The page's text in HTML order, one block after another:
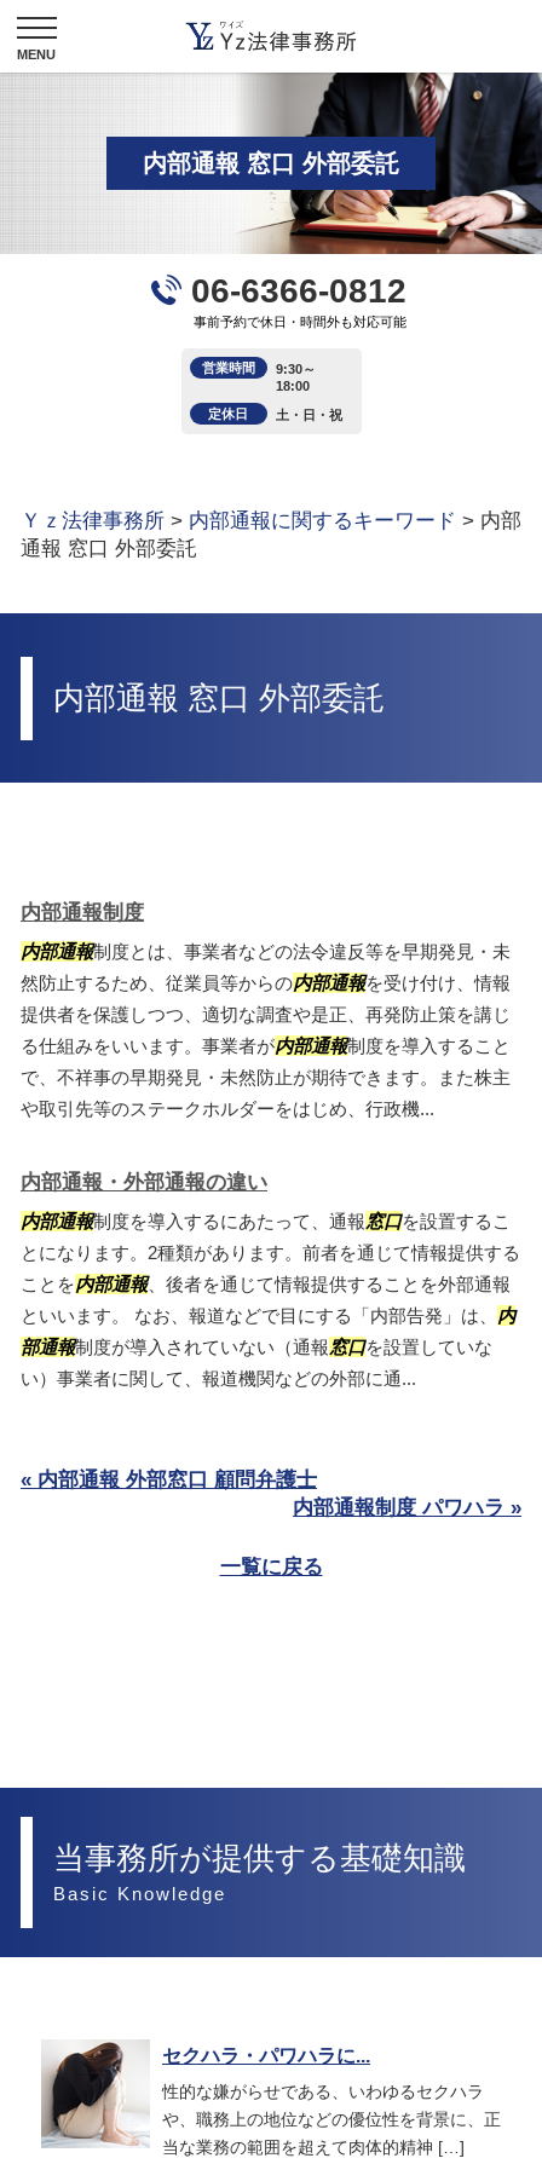
内部通報 窓口 外部委託
06-6366-0812
事前予約で休日・時間外も対応可能
営業時間
9:30～
18:00
定休日
土・日・祝
Ｙｚ法律事務所 > 内部通報に関するキーワード > 内部
通報 窓口 外部委託
内部通報 窓口 外部委託
内部通報制度
内部通報制度とは、事業者などの法令違反等を早期発見・未
然防止するため、従業員等からの内部通報を受け付け、情報
提供者を保護しつつ、適切な調査や是正、再発防止策を講じ
る仕組みをいいます。事業者が内部通報制度を導入すること
で、不祥事の早期発見・未然防止が期待できます。また株主
や取引先等のステークホルダーをはじめ、行政機...
内部通報・外部通報の違い
内部通報制度を導入するにあたって、通報窓口を設置するこ
とになります。2種類があります。前者を通じて情報提供する
ことを内部通報、後者を通じて情報提供することを外部通報
といいます。 なお、報道などで目にする「内部告発」は、 内
部通報制度が導入されていない（通報窓口を設置していな
い）事業者に関して、報道機関などの外部に通...
« 内部通報 外部窓口 顧問弁護士
内部通報制度 パワハラ »
一覧に戻る
当事務所が提供する基礎知識
Basic Knowledge
セクハラ・パワハラに...
性的な嫌がらせである、いわゆるセクハラ
や、職務上の地位などの優位性を背景に、正
当な業務の範囲を超えて肉体的精神 […]